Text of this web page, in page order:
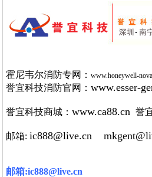
霍尼韦尔消防专网： www.honeywell-
誉宜科技消防官网： www.esser-
誉宜科技商城： www.ca88.cn 誉
邮箱: ic888@live.cn
邮箱:ic888@live.cn